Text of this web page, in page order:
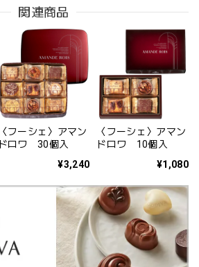
関連商品
〈フーシェ〉アマン
ドロワ 30個入
¥3,240
〈フーシェ〉アマン
ドロワ 10個入
¥1,080